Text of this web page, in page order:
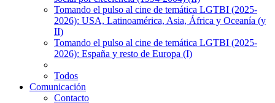
Tomando el pulso al cine de temática LGTBI (2025-
2026): USA, Latinoamérica, Asia, África y Oceanía (y
II)
Tomando el pulso al cine de temática LGTBI (2025-
2026): España y resto de Europa (I)
Todos
Comunicación
Contacto